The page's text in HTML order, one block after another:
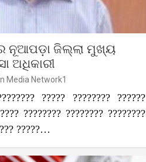
ନୂଆପଡ଼ା ଜିଲ୍ଲା ମୁଖ୍ୟ
ଅଧିକାରୀ
Media Network1
????? ???????? ??????
???????? ???????? ????????
?????…